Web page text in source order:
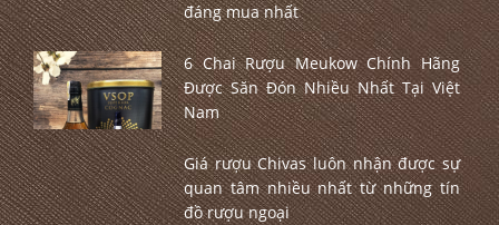
đáng mua nhất
6 Chai Rượu Meukow Chính Hãng
Được Săn Đón Nhiều Nhất Tại Việt
Nam
Giá rượu Chivas luôn nhận được sự
quan tâm nhiều nhất từ những tín
đồ rượu ngoại